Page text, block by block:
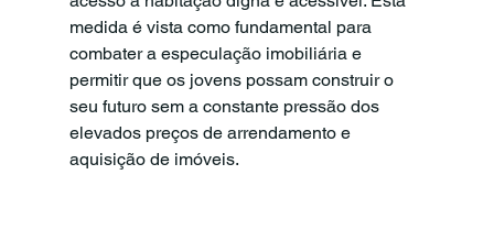
medida é vista como fundamental para
combater a especulação imobiliária e
permitir que os jovens possam construir o
seu futuro sem a constante pressão dos
elevados preços de arrendamento e
aquisição de imóveis.